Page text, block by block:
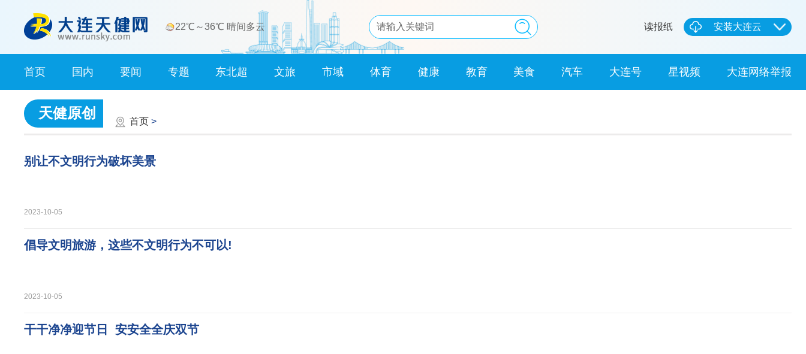
22℃～36℃ 晴间多云 读报纸 安装大连云
首页 国内 要闻 专题 东北超 文旅 市域 体育 健康 教育 美食 汽车 大连号 星视频 大连网络举报
天健原创
首页 >
别让不文明行为破坏美景
2023-10-05
倡导文明旅游，这些不文明行为不可以!
2023-10-05
干干净净迎节日 安安全全庆双节